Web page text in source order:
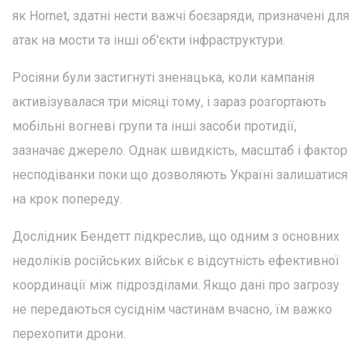
як Hornet, здатні нести важчі боєзаряди, призначені для
атак на мости та інші об'єкти інфраструктури.
Росіяни були застигнуті зненацька, коли кампанія
активізувалася три місяці тому, і зараз розгортають
мобільні вогневі групи та інші засоби протидії,
зазначає джерело. Однак швидкість, масштаб і фактор
несподіванки поки що дозволяють Україні залишатися
на крок попереду.
Дослідник Бендетт підкреслив, що одним з основних
недоліків російських військ є відсутність ефективної
координації між підрозділами. Якщо дані про загрозу
не передаються сусіднім частинам вчасно, їм важко
перехопити дрони.